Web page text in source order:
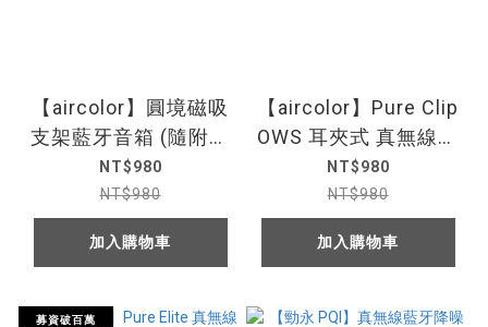
【aircolor】圓境磁吸
支架藍牙音箱 (隨附圓
境小卡)
NT$980
NT$980
加入購物車
【aircolor】Pure Clip
OWS 耳夾式 真無線藍
牙耳機
NT$980
NT$980
加入購物車
募資破百萬